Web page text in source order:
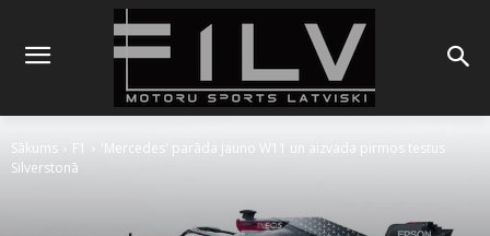
Sākums F1
'Mercedes' parāda jauno W11 un aizvada pirmos testus
Silverstonā